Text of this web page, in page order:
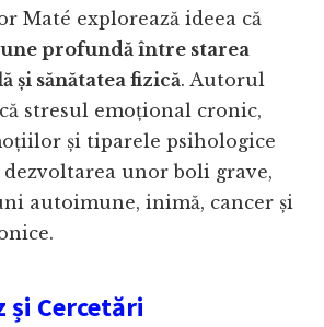
Maté explorează ideea că
profundă între starea
și sănătatea fizică. Autorul
stresul emoțional cronic,
și tiparele psihologice
unor boli grave,
autoimune, inimă, cancer și
și Cercetări